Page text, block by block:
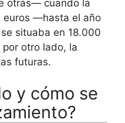
otras— cuando la
euros —hasta el año
situaba en 18.000
otro lado, la
futuras.
cómo se